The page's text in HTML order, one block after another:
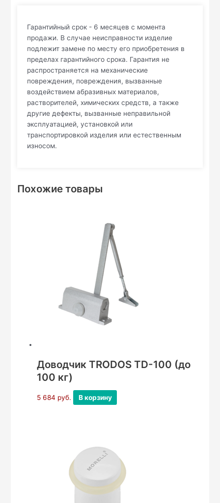
Гарантийный срок - 6 месяцев с момента
продажи. В случае неисправности изделие
подлежит замене по месту его приобретения в
пределах гарантийного срока. Гарантия не
распространяется на механические
повреждения, повреждения, вызванные
воздействием абразивных материалов,
растворителей, химических средств, а также
другие дефекты, вызванные неправильной
эксплуатацией, установкой или
транспортировкой изделия или естественным
износом.
Похожие товары
Доводчик TRODOS TD-100 (до
100 кг)
5 684 руб. В корзину